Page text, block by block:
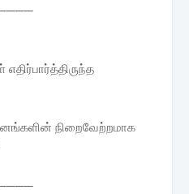
நிறைவேற்றமாக